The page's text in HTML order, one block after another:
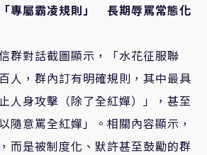
專屬霸凌規則」 長期辱罵常態化
群對話截圖顯示，「水花征服聯
人，群內訂有明確規則，其中最具
人身攻擊（除了全紅嬋）」，甚至
隨意罵全紅嬋」。相關內容顯示，
而是被制度化、默許甚至鼓勵的群